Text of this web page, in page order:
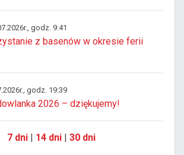
godz. 9:41
z basenów w okresie ferii
godz. 19:39
2026 – dziękujemy!
7 dni| 14 dni| 30 dni